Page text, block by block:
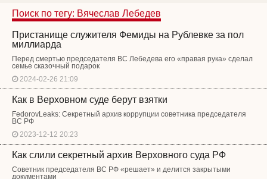
Поиск по тегу: Вячеслав Лебедев
Пристанище служителя Фемиды на Рублевке за пол
миллиарда
Перед смертью председателя ВС Лебедева его «правая рука» сделал
семье сказочный подарок
2024-02-26 21:09
Как в Верховном суде берут взятки
FedorovLeaks: Секретный архив коррупции советника председателя
ВС РФ
2023-12-12 20:23
Как слили секретный архив Верховного суда РФ
Советник председателя ВС РФ «решает» и делится закрытыми
документами